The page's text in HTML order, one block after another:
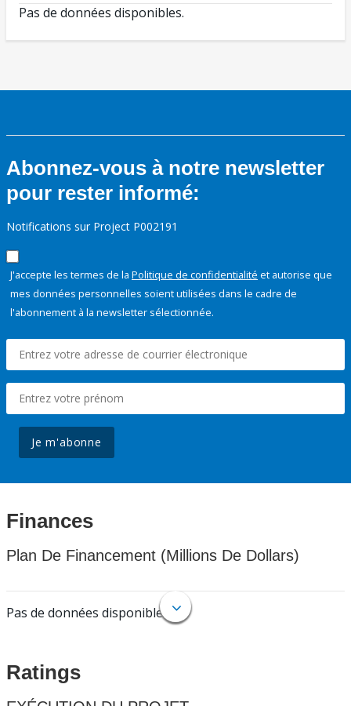
Pas de données disponibles.
Abonnez-vous à notre newsletter
pour rester informé:
Notifications sur Project P002191
J'accepte les termes de la Politique de confidentialité et autorise que
mes données personnelles soient utilisées dans le cadre de
l'abonnement à la newsletter sélectionnée.
Je m'abonne
Finances
Plan De Financement (Millions De Dollars)
Pas de données disponibles.
Ratings